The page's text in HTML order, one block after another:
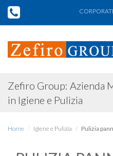
Zefiro Group: Azienda
in Igiene e Pulizia
Home Igiene e Pulizia Pulizia